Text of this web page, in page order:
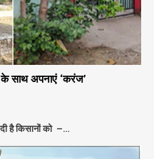
साथ अपनाएं ‘करंज’
है किसानों को –…